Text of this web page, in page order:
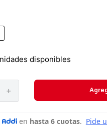
disponibles
＋